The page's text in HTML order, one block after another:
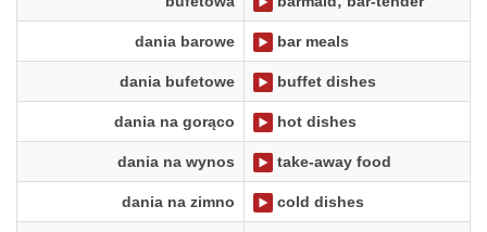
dania barowe bar meals
dania bufetowe buffet dishes
dania na gorąco hot dishes
dania na wynos take-away food
dania na zimno cold dishes